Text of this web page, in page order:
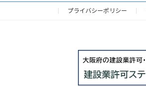
プライバシーポリシー